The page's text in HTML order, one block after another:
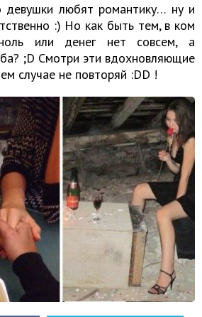
девушки любят романтику… ну и
:) Но как быть тем, в ком
или денег нет совсем, а
;D Смотри эти вдохновляющие
случае не повторяй :DD !